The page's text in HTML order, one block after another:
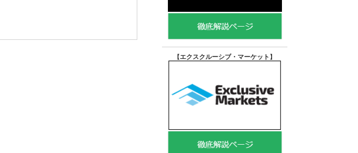
【エクスクルーシブ・マーケット 】